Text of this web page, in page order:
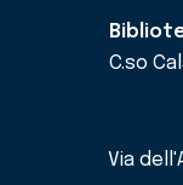
C.so
Via